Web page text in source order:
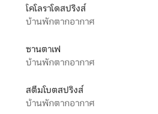
โคโลราโดสปริงส์
บ้านพักตากอากาศ
ซานตาเฟ
บ้านพักตากอากาศ
สตีมโบตสปริงส์
บ้านพักตากอากาศ